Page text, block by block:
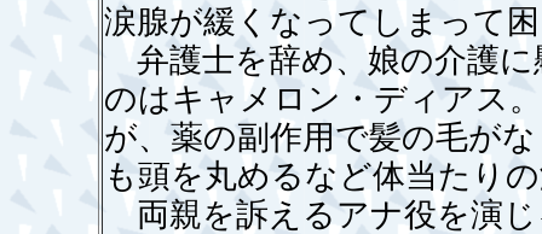
涙腺が緩くなってしまって
弁護士を辞め、娘の介護
のはキャメロン・ディアス
が、薬の副作用で髪の毛が
も頭を丸めるなど体当たり
両親を訴えるアナ役を演